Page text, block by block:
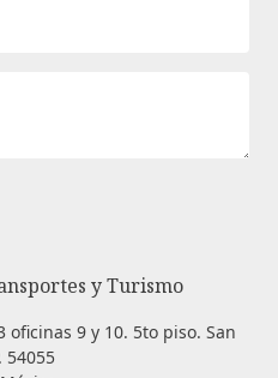
y Turismo
oficinas 9 y 10. 5to piso. San
54055